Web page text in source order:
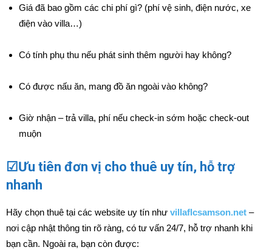
Giá đã bao gồm các chi phí gì? (phí vệ sinh, điện nước, xe
điện vào villa…)
Có tính phụ thu nếu phát sinh thêm người hay không?
Có được nấu ăn, mang đồ ăn ngoài vào không?
Giờ nhận – trả villa, phí nếu check-in sớm hoặc check-out
muộn
☑Ưu tiên đơn vị cho thuê uy tín, hỗ trợ
nhanh
Hãy chọn thuê tại các website uy tín như villaflcsamson.net –
nơi cập nhật thông tin rõ ràng, có tư vấn 24/7, hỗ trợ nhanh khi
bạn cần. Ngoài ra, bạn còn được: